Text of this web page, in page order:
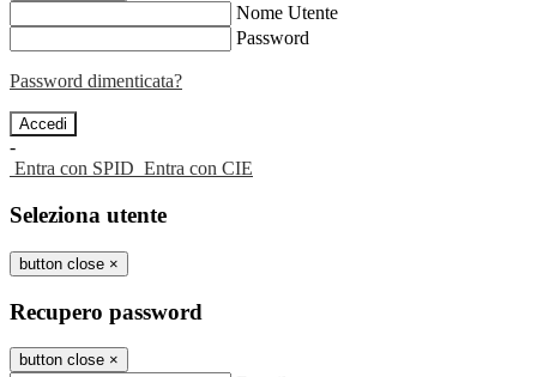
Nome Utente
Password
Password dimenticata?
-
Entra con SPID Entra con CIE
Seleziona utente
button close ×
Recupero password
button close ×